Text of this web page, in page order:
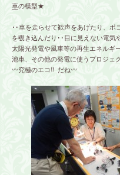
車の模型★
･･車を走らせて歓声をあげたり、
を覗き込んだり･･目に見えない電気
太陽光発電や風車等の再生エネルギ
池車、その他の発電に使うプロジェ
〰究極のエコ‼ だね〰